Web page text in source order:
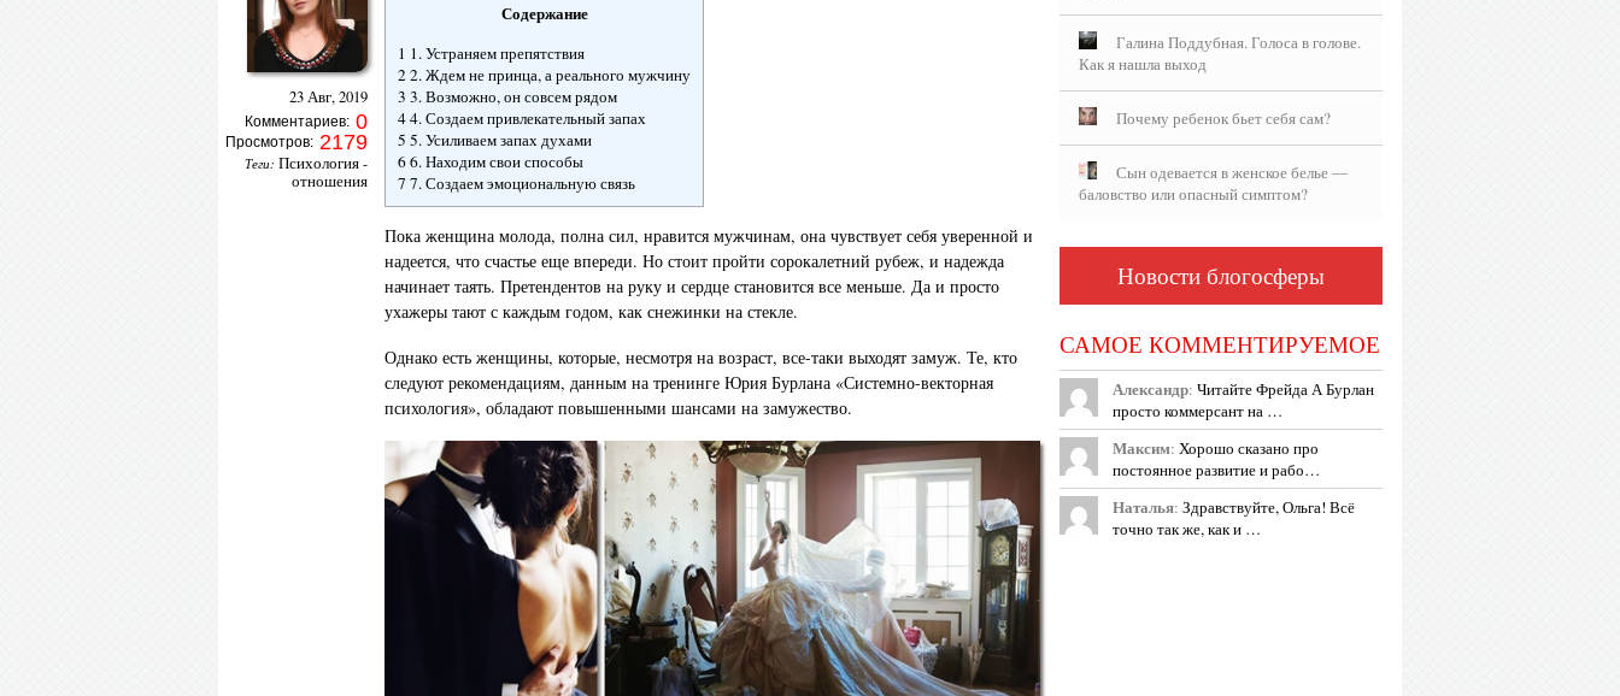
Содержание
1 1. Устраняем препятствия
2 2. Ждем не принца, а реального мужчину
3 3. Возможно, он совсем рядом
4 4. Создаем привлекательный запах
5 5. Усиливаем запах духами
6 6. Находим свои способы
7 7. Создаем эмоциональную связь
Пока женщина молода, полна сил, нравится мужчинам, она чувствует себя уверенной и
надеется, что счастье еще впереди. Но стоит пройти сорокалетний рубеж, и надежда
начинает таять. Претендентов на руку и сердце становится все меньше. Да и просто
ухажеры тают с каждым годом, как снежинки на стекле.
Однако есть женщины, которые, несмотря на возраст, все-таки выходят замуж. Те, кто
следуют рекомендациям, данным на тренинге Юрия Бурлана «Системно-векторная
психология», обладают повышенными шансами на замужество.
23 Авг, 2019
Комментариев: 0
Просмотров: 2179
Теги: Психология -
отношения
Галина Поддубная. Голоса в голове.
Как я нашла выход
Почему ребенок бьет себя сам?
Сын одевается в женское белье —
баловство или опасный симптом?
Новости блогосферы
САМОЕ КОММЕНТИРУЕМОЕ
Александр: Читайте Фрейда А Бурлан
просто коммерсант на …
Максим: Хорошо сказано про
постоянное развитие и рабо…
Наталья: Здравствуйте, Ольга! Всё
точно так же, как и …